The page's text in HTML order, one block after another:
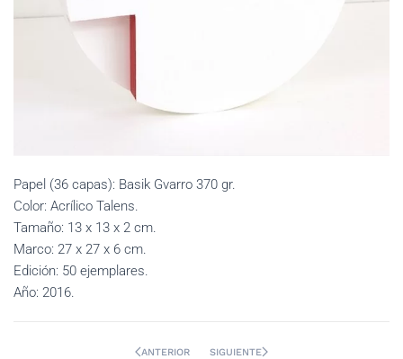
Papel (36 capas): Basik Gvarro 370 gr.
Color: Acrílico Talens.
Tamaño: 13 x 13 x 2 cm.
Marco: 27 x 27 x 6 cm.
Edición: 50 ejemplares.
Año: 2016.
ANTERIOR SIGUIENTE